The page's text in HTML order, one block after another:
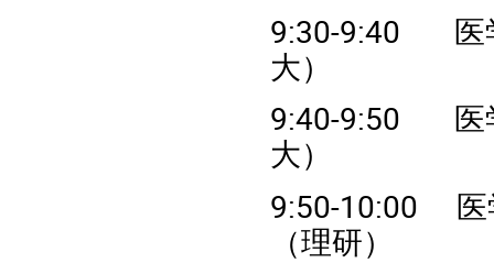
9:30-9:40
大）
9:40-9:50
大）
9:50-10:00
（理研）